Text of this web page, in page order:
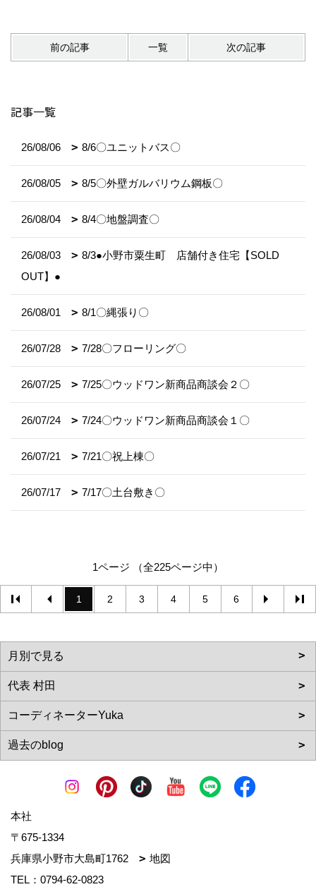
前の記事 一覧 次の記事
記事一覧
26/08/06 8/6〇ユニットバス〇
26/08/05 8/5〇外壁ガルバリウム鋼板〇
26/08/04 8/4〇地盤調査〇
26/08/03
8/3●小野市粟生町 店舗付き住宅【SOLD
OUT】●
26/08/01 8/1〇縄張り〇
26/07/28 7/28〇フローリング〇
26/07/25 7/25〇ウッドワン新商品商談会２〇
26/07/24 7/24〇ウッドワン新商品商談会１〇
26/07/21 7/21〇祝上棟〇
26/07/17 7/17〇土台敷き〇
1ページ （全225ページ中）
1 2 3 4 5 6
本社
〒675-1334
兵庫県小野市大島町1762
地図
TEL： 0794-62-0823